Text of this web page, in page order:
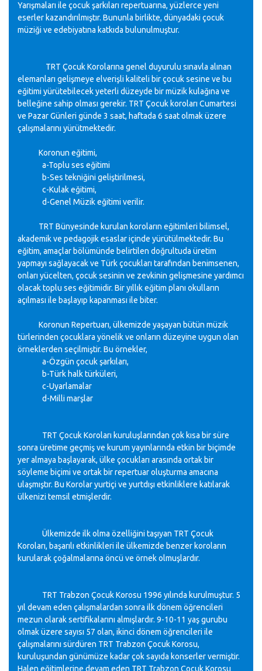
Yarışmaları ile çocuk şarkıları repertuarına, yüzlerce yeni
eserler kazandırılmıştır. Bununla birlikte, dünyadaki çocuk
müziği ve edebiyatına katkıda bulunulmuştur.
TRT Çocuk Korolarına genel duyurulu sınavla alınan
elemanları gelişmeye elverişli kaliteli bir çocuk sesine ve bu
eğitimi yürütebilecek yeterli düzeyde bir müzik kulağına ve
belleğine sahip olması gerekir. TRT Çocuk koroları Cumartesi
ve Pazar Günleri günde 3 saat, haftada 6 saat olmak üzere
çalışmalarını yürütmektedir.
Koronun eğitimi,
a-Toplu ses eğitimi
b-Ses tekniğini geliştirilmesi,
c-Kulak eğitimi,
d-Genel Müzik eğitimi verilir.
TRT Bünyesinde kurulan koroların eğitimleri bilimsel,
akademik ve pedagojik esaslar içinde yürütülmektedir. Bu
eğitim, amaçlar bölümünde belirtilen doğrultuda üretim
yapmayı sağlayacak ve Türk çocukları tarafından benimsenen,
onları yücelten, çocuk sesinin ve zevkinin gelişmesine yardımcı
olacak toplu ses eğitimidir. Bir yıllık eğitim planı okulların
açılması ile başlayıp kapanması ile biter.
Koronun Repertuarı, ülkemizde yaşayan bütün müzik
türlerinden çocuklara yönelik ve onların düzeyine uygun olan
örneklerden seçilmiştir. Bu örnekler,
a-Özgün çocuk şarkıları,
b-Türk halk türküleri,
c-Uyarlamalar
d-Milli marşlar
TRT Çocuk Koroları kuruluşlarından çok kısa bir süre
sonra üretime geçmiş ve kurum yayınlarında etkin bir biçimde
yer almaya başlayarak, ülke çocukları arasında ortak bir
söyleme biçimi ve ortak bir repertuar oluşturma amacına
ulaşmıştır. Bu Korolar yurtiçi ve yurtdışı etkinliklere katılarak
ülkenizi temsil etmişlerdir.
Ülkemizde ilk olma özelliğini taşıyan TRT Çocuk
Koroları, başarılı etkinlikleri ile ülkemizde benzer koroların
kurularak çoğalmalarına öncü ve örnek olmuşlardır.
TRT Trabzon Çocuk Korosu 1996 yılında kurulmuştur. 5
yıl devam eden çalışmalardan sonra ilk dönem öğrencileri
mezun olarak sertifikalarını almışlardır. 9-10-11 yaş gurubu
olmak üzere sayısı 57 olan, ikinci dönem öğrencileri ile
çalışmalarını sürdüren TRT Trabzon Çocuk Korosu,
kuruluşundan günümüze kadar çok sayıda konserler vermiştir.
Halen eğitimlerine devam eden TRT Trabzon Çocuk Korosu